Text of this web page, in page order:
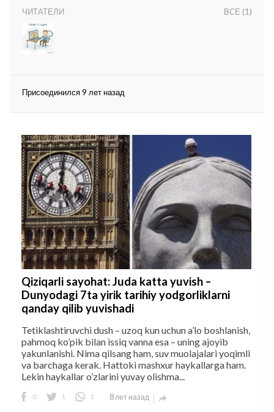
ЧИТАТЕЛИ ВСЕ (1)
Присоединился 9 лет назад
Qiziqarli sayohat: Juda katta yuvish –
Dunyodagi 7ta yirik tarihiy yodgorliklarni
qanday qilib yuvishadi
Tetiklashtiruvchi dush – uzoq kun uchun a’lo boshlanish,
pahmoq ko’pik bilan issiq vanna esa – uning ajoyib
yakunlanishi. Nima qilsang ham, suv muolajalari yoqimli
va barchaga kerak. Hattoki mashxur haykallarga ham.
Lekin haykallar o’zlarini yuvay olishma...
0 1 1 8 лет назад 